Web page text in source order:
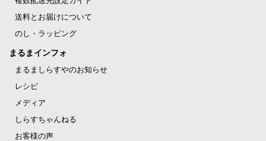
送料とお届けについて
のし・ラッピング
まるまインフォ
まるましらすやのお知らせ
レシピ
メディア
しらすちゃんねる
お客様の声